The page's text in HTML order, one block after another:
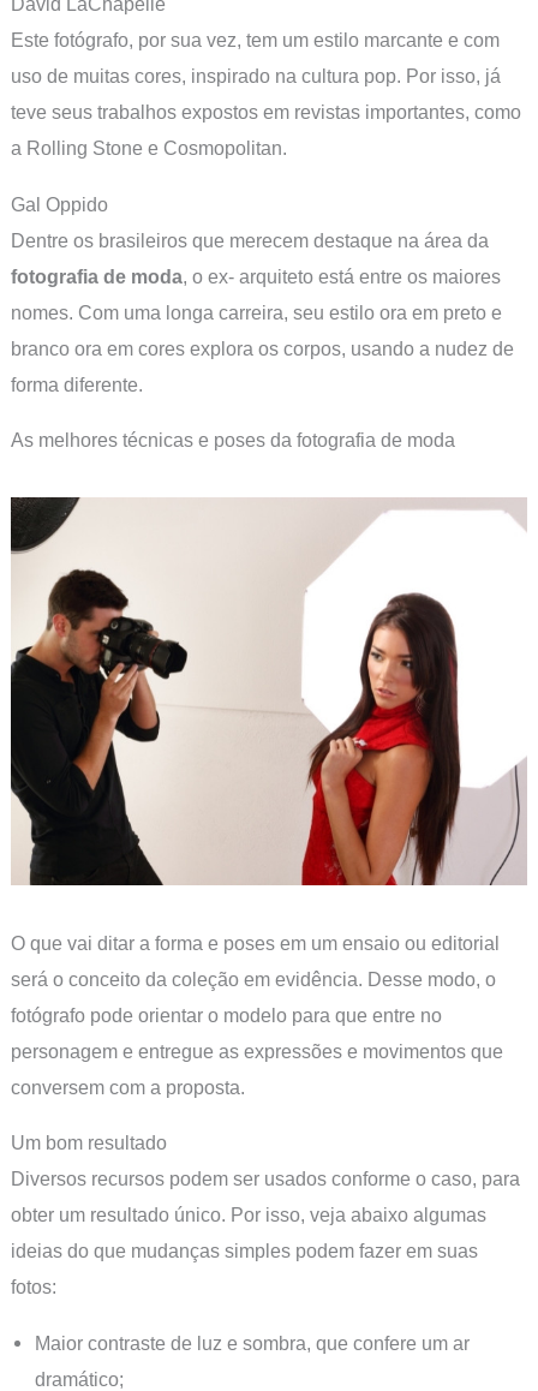
Este fotógrafo, por sua vez, tem um estilo marcante e com
uso de muitas cores, inspirado na cultura pop. Por isso, já
teve seus trabalhos expostos em revistas importantes, como
a Rolling Stone e Cosmopolitan.
Gal Oppido
Dentre os brasileiros que merecem destaque na área da
fotografia de moda, o ex- arquiteto está entre os maiores
nomes. Com uma longa carreira, seu estilo ora em preto e
branco ora em cores explora os corpos, usando a nudez de
forma diferente.
As melhores técnicas e poses da fotografia de moda
O que vai ditar a forma e poses em um ensaio ou editorial
será o conceito da coleção em evidência. Desse modo, o
fotógrafo pode orientar o modelo para que entre no
personagem e entregue as expressões e movimentos que
conversem com a proposta.
Um bom resultado
Diversos recursos podem ser usados conforme o caso, para
obter um resultado único. Por isso, veja abaixo algumas
ideias do que mudanças simples podem fazer em suas
fotos:
Maior contraste de luz e sombra, que confere um ar
dramático;